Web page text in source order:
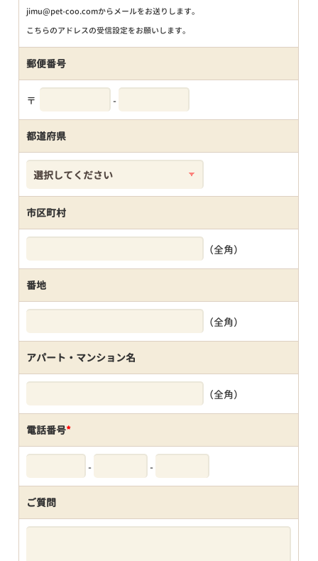
jimu@pet-coo.comからメールをお送りします。
こちらのアドレスの受信設定をお願いします。
郵便番号
〒 -
都道府県
市区町村
（全角）
番地
（全角）
アパート・マンション名
（全角）
電話番号*
- -
ご質問